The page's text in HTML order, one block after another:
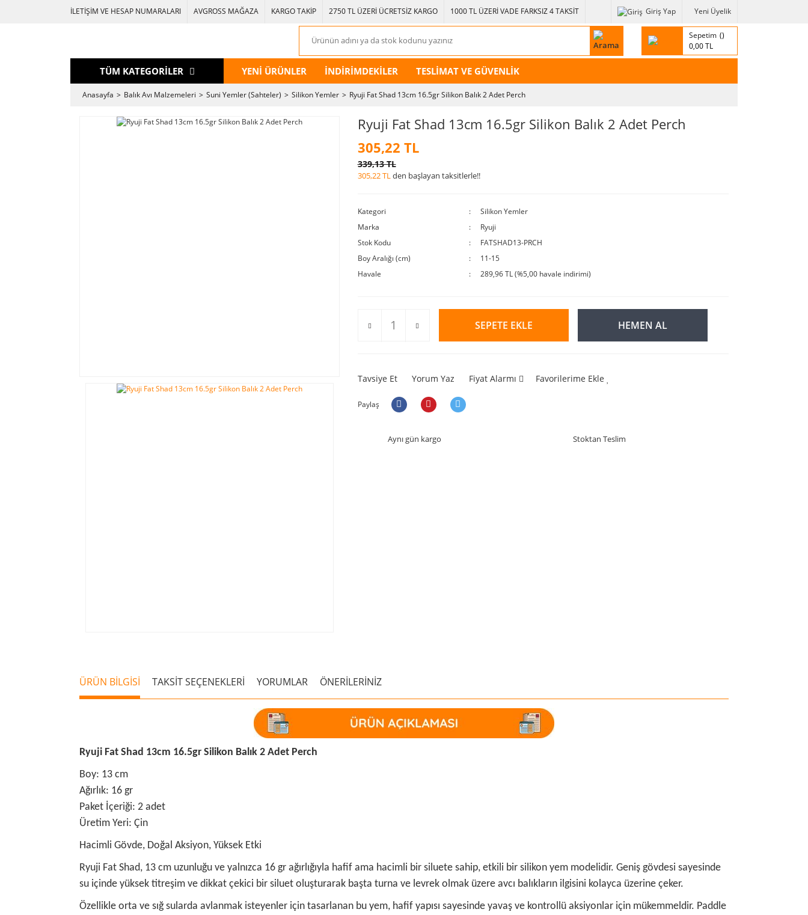
İLETİŞİM VE HESAP NUMARALARI AVGROSS MAĞAZA KARGO TAKİP 2750 TL ÜZERİ ÜCRETSİZ KARGO 1000 TL ÜZERİ VADE FARKSIZ 4 TAKSİT Giriş Yap Yeni Üyelik
Sepetim
0,00 TL
TÜM KATEGORİLER YENİ ÜRÜNLER İNDİRİMDEKİLER TESLİMAT VE GÜVENLİK
Anasayfa Balık Avı Malzemeleri Suni Yemler (Sahteler) Silikon Yemler Ryuji Fat Shad 13cm 16.5gr Silikon Balık 2 Adet Perch
Ryuji Fat Shad 13cm 16.5gr Silikon Balık 2 Adet Perch
305,22 TL
339,13 TL
305,22 TLden başlayan taksitlerle!!
Kategori
Silikon Yemler
Marka
Ryuji
Stok Kodu
FATSHAD13-PRCH
Boy Aralığı (cm)
11-15
Havale
289,96 TL (%5,00 havale indirimi)
SEPETE EKLE HEMEN AL
Tavsiye Et Yorum Yaz Fiyat Alarmı Favorilerime Ekle
Paylaş
Aynı gün kargo Stoktan Teslim
ÜRÜN BİLGİSİ TAKSİT SEÇENEKLERİ YORUMLAR ÖNERİLERİNİZ
Ryuji Fat Shad 13cm 16.5gr Silikon Balık 2 Adet Perch
Boy: 13 cm
Ağırlık: 16 gr
Paket İçeriği: 2 adet
Üretim Yeri: Çin
Hacimli Gövde, Doğal Aksiyon, Yüksek Etki
Ryuji Fat Shad, 13 cm uzunluğu ve yalnızca 16 gr ağırlığıyla hafif ama hacimli bir siluete sahip, etkili bir silikon yem modelidir. Geniş gövdesi sayesinde
su içinde yüksek titreşim ve dikkat çekici bir siluet oluşturarak başta turna ve levrek olmak üzere avcı balıkların ilgisini kolayca üzerine çeker.
Özellikle orta ve sığ sularda avlanmak isteyenler için tasarlanan bu yem, hafif yapısı sayesinde yavaş ve kontrollü aksiyonlar için mükemmeldir. Paddle